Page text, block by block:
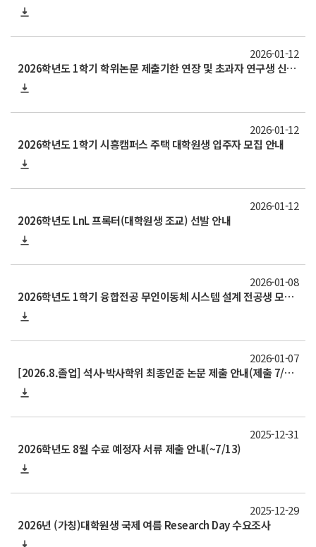
2026학년도 1학기 학위논문 제출기한 연장 및 초과자 연구생 신청 안내(~1/21)
2026-01-12
2026학년도 1학기 시흥캠퍼스 주택 대학원생 입주자 모집 안내
2026-01-12
2026학년도 LnL 프록터(대학원생 조교) 선발 안내
2026-01-12
2026학년도 1학기 융합전공 무인이동체 시스템 설계 전공생 모집 안내
2026-01-08
[2026.8.졸업] 석사·박사학위 최종인준 논문 제출 안내(제출 7/17~8/3)
2026-01-07
2026학년도 8월 수료 예정자 서류 제출 안내(~7/13)
2025-12-31
2026년 (가칭)대학원생 국제 여름 Research Day 수요조사
2025-12-29